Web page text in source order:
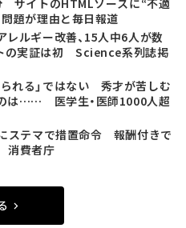
題が理由と毎日報道
レルギー改善、15人中6人が数
の実証は初 Science系列誌掲
れる」ではない 秀才が苦しむ
のは…… 医学生・医師1000人超
にステマで措置命令 報酬付きで
消費者庁